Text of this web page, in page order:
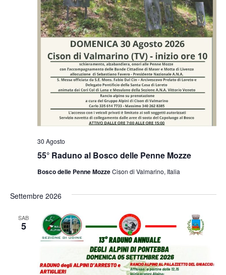
55° Raduno al Bosco delle Penne Mozze
30 Agosto
Bosco delle Penne MozzeCison di Valmarino, Italia
Settembre 2026
SAB
5